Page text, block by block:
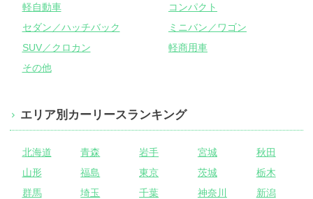
軽自動車
コンパクト
セダン／ハッチバック
ミニバン／ワゴン
SUV／クロカン
軽商用車
その他
エリア別カーリースランキング
北海道 青森 岩手 宮城
秋田
山形
福島 東京 茨城
栃木
群馬
埼玉 千葉 神奈川
新潟